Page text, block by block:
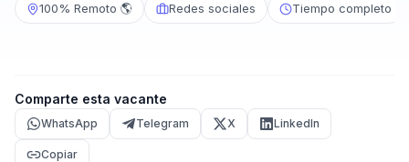
100% Remoto 🌎 Redes sociales Tiempo completo
Comparte esta vacante
WhatsApp Telegram X LinkedIn
Copiar